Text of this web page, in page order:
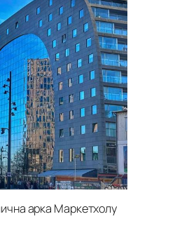
арка Маркетхолу